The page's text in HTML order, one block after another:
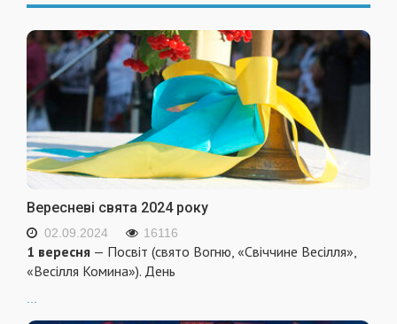
Вересневі свята 2024 року
02.09.2024 16116
1 вересня — Посвіт (свято Вогню, «Свіччине Весілля»,
«Весілля Комина»). День
...